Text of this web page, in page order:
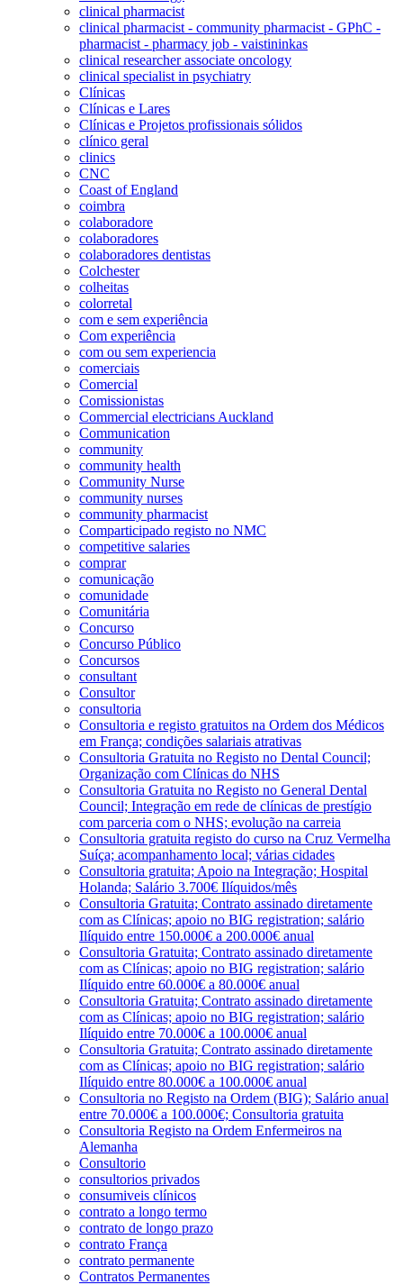
clinical pharmacist
clinical pharmacist - community pharmacist - GPhC -
pharmacist - pharmacy job - vaistininkas
clinical researcher associate oncology
clinical specialist in psychiatry
Clínicas
Clínicas e Lares
Clínicas e Projetos profissionais sólidos
clínico geral
clinics
CNC
Coast of England
coimbra
colaboradore
colaboradores
colaboradores dentistas
Colchester
colheitas
colorretal
com e sem experiência
Com experiência
com ou sem experiencia
comerciais
Comercial
Comissionistas
Commercial electricians Auckland
Communication
community
community health
Community Nurse
community nurses
community pharmacist
Comparticipado registo no NMC
competitive salaries
comprar
comunicação
comunidade
Comunitária
Concurso
Concurso Público
Concursos
consultant
Consultor
consultoria
Consultoria e registo gratuitos na Ordem dos Médicos
em França; condições salariais atrativas
Consultoria Gratuita no Registo no Dental Council;
Organização com Clínicas do NHS
Consultoria Gratuita no Registo no General Dental
Council; Integração em rede de clínicas de prestígio
com parceria com o NHS; evolução na carreia
Consultoria gratuita registo do curso na Cruz Vermelha
Suíça; acompanhamento local; várias cidades
Consultoria gratuita; Apoio na Integração; Hospital
Holanda; Salário 3.700€ Ilíquidos/mês
Consultoria Gratuita; Contrato assinado diretamente
com as Clínicas; apoio no BIG registration; salário
Ilíquido entre 150.000€ a 200.000€ anual
Consultoria Gratuita; Contrato assinado diretamente
com as Clínicas; apoio no BIG registration; salário
Ilíquido entre 60.000€ a 80.000€ anual
Consultoria Gratuita; Contrato assinado diretamente
com as Clínicas; apoio no BIG registration; salário
Ilíquido entre 70.000€ a 100.000€ anual
Consultoria Gratuita; Contrato assinado diretamente
com as Clínicas; apoio no BIG registration; salário
Ilíquido entre 80.000€ a 100.000€ anual
Consultoria no Registo na Ordem (BIG); Salário anual
entre 70.000€ a 100.000€; Consultoria gratuita
Consultoria Registo na Ordem Enfermeiros na
Alemanha
Consultorio
consultorios privados
consumiveis clínicos
contrato a longo termo
contrato de longo prazo
contrato França
contrato permanente
Contratos Permanentes